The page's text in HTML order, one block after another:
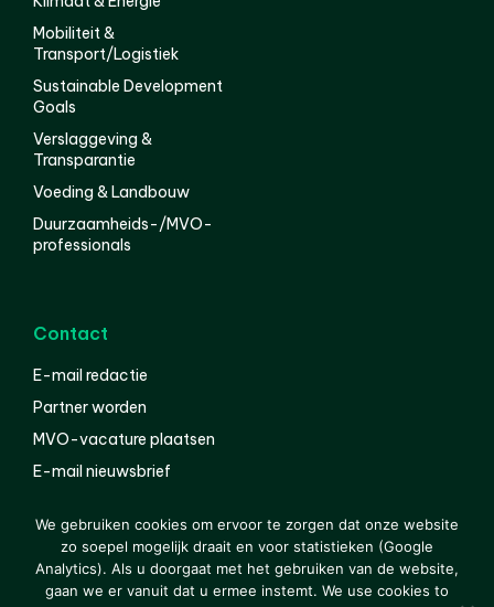
Mobiliteit &
Transport/Logistiek
Sustainable Development
Goals
Verslaggeving &
Transparantie
Voeding & Landbouw
Duurzaamheids-/MVO-
professionals
Contact
E-mail redactie
Partner worden
MVO-vacature plaatsen
E-mail nieuwsbrief
© 2000-2026 Van der Molen EIS Colofon
Disclaimer
We gebruiken cookies om ervoor te zorgen dat onze website
zo soepel mogelijk draait en voor statistieken (Google
Analytics). Als u doorgaat met het gebruiken van de website,
gaan we er vanuit dat u ermee instemt. We use cookies to